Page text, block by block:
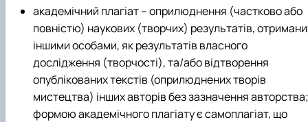
академічний плагіат – оприлюднення (частково або
повністю) наукових (творчих) результатів,
іншими особами, як результатів власного
дослідження (творчості), та/або відтворення
опублікованих текстів (оприлюднених творів
мистецтва) інших авторів без зазначення авторства;
формою академічного плагіату є самоплагіат, що